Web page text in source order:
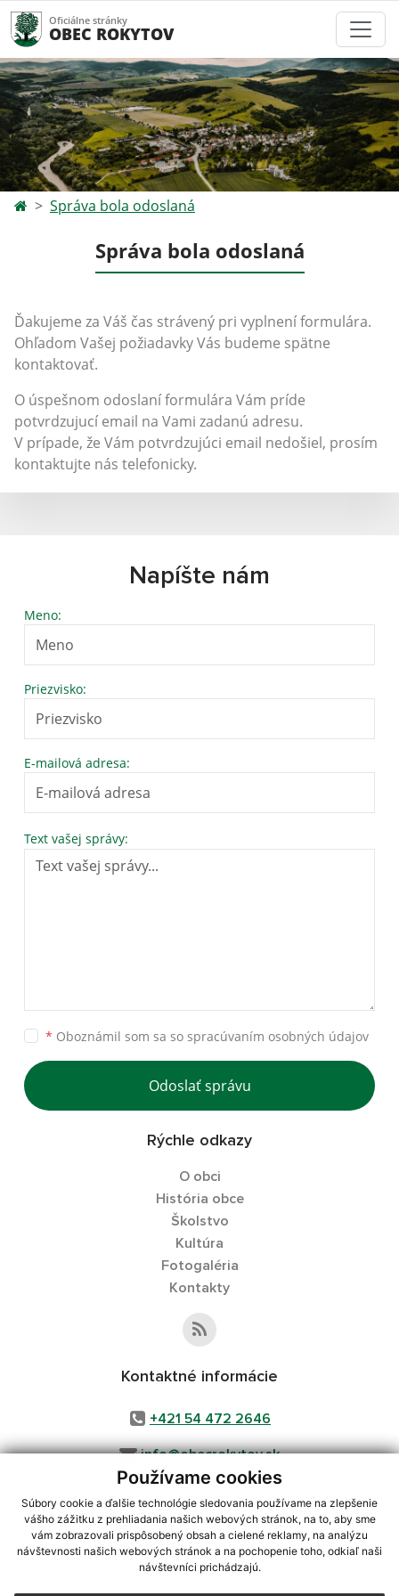
Používame cookies
Súbory cookie a ďalšie technológie sledovania používame na zlepšenie
vášho zážitku z prehliadania našich webových stránok, na to, aby sme
vám zobrazovali prispôsobený obsah a cielené reklamy, na analýzu
návštevnosti našich webových stránok a na pochopenie toho, odkiaľ naši
návštevníci prichádzajú.
Oficiálne stránky
OBEC ROKYTOV
Správa bola odoslaná
Správa bola odoslaná
Ďakujeme za Váš čas strávený pri vyplnení formulára.
Ohľadom Vašej požiadavky Vás budeme spätne
kontaktovať.
O úspešnom odoslaní formulára Vám príde
potvrdzujucí email na Vami zadanú adresu.
V prípade, že Vám potvrdzujúci email nedošiel, prosím
kontaktujte nás telefonicky.
Napíšte nám
Meno:
Priezvisko:
E-mailová adresa:
Text vašej správy:
* Oboznámil som sa so spracúvaním osobných údajov
Odoslať správu
Rýchle odkazy
O obci
História obce
Školstvo
Kultúra
Fotogaléria
Kontakty
Kontaktné informácie
+421 54 472 2646
info@obecrokytov.sk
využite možnosť získavania aktuálnych informácií s využitím RSS
CMS systém (redakčný) systém ECHELON 2,Mapa stránok,web portál
webex.digital, s.r.o.,domény,registrácia domény